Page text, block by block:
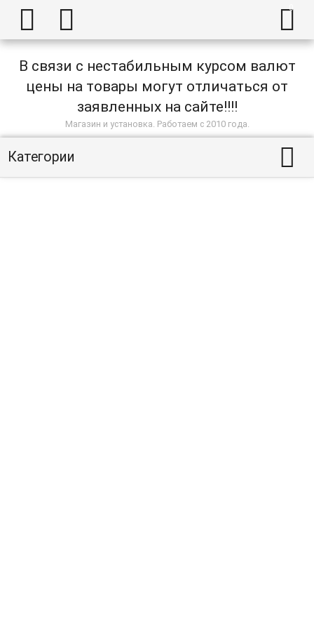
  
В связи с нестабильным курсом валют
цены на товары могут отличаться от
заявленных на сайте!!!!
Магазин и установка. Работаем с 2010 года.
Категории 